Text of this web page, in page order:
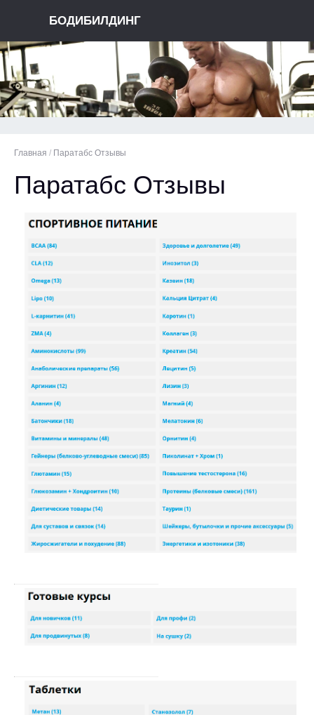
БОДИБИЛДИНГ
Главная / Паратабс Отзывы
Паратабс Отзывы